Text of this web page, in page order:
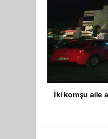
İki komşu aile